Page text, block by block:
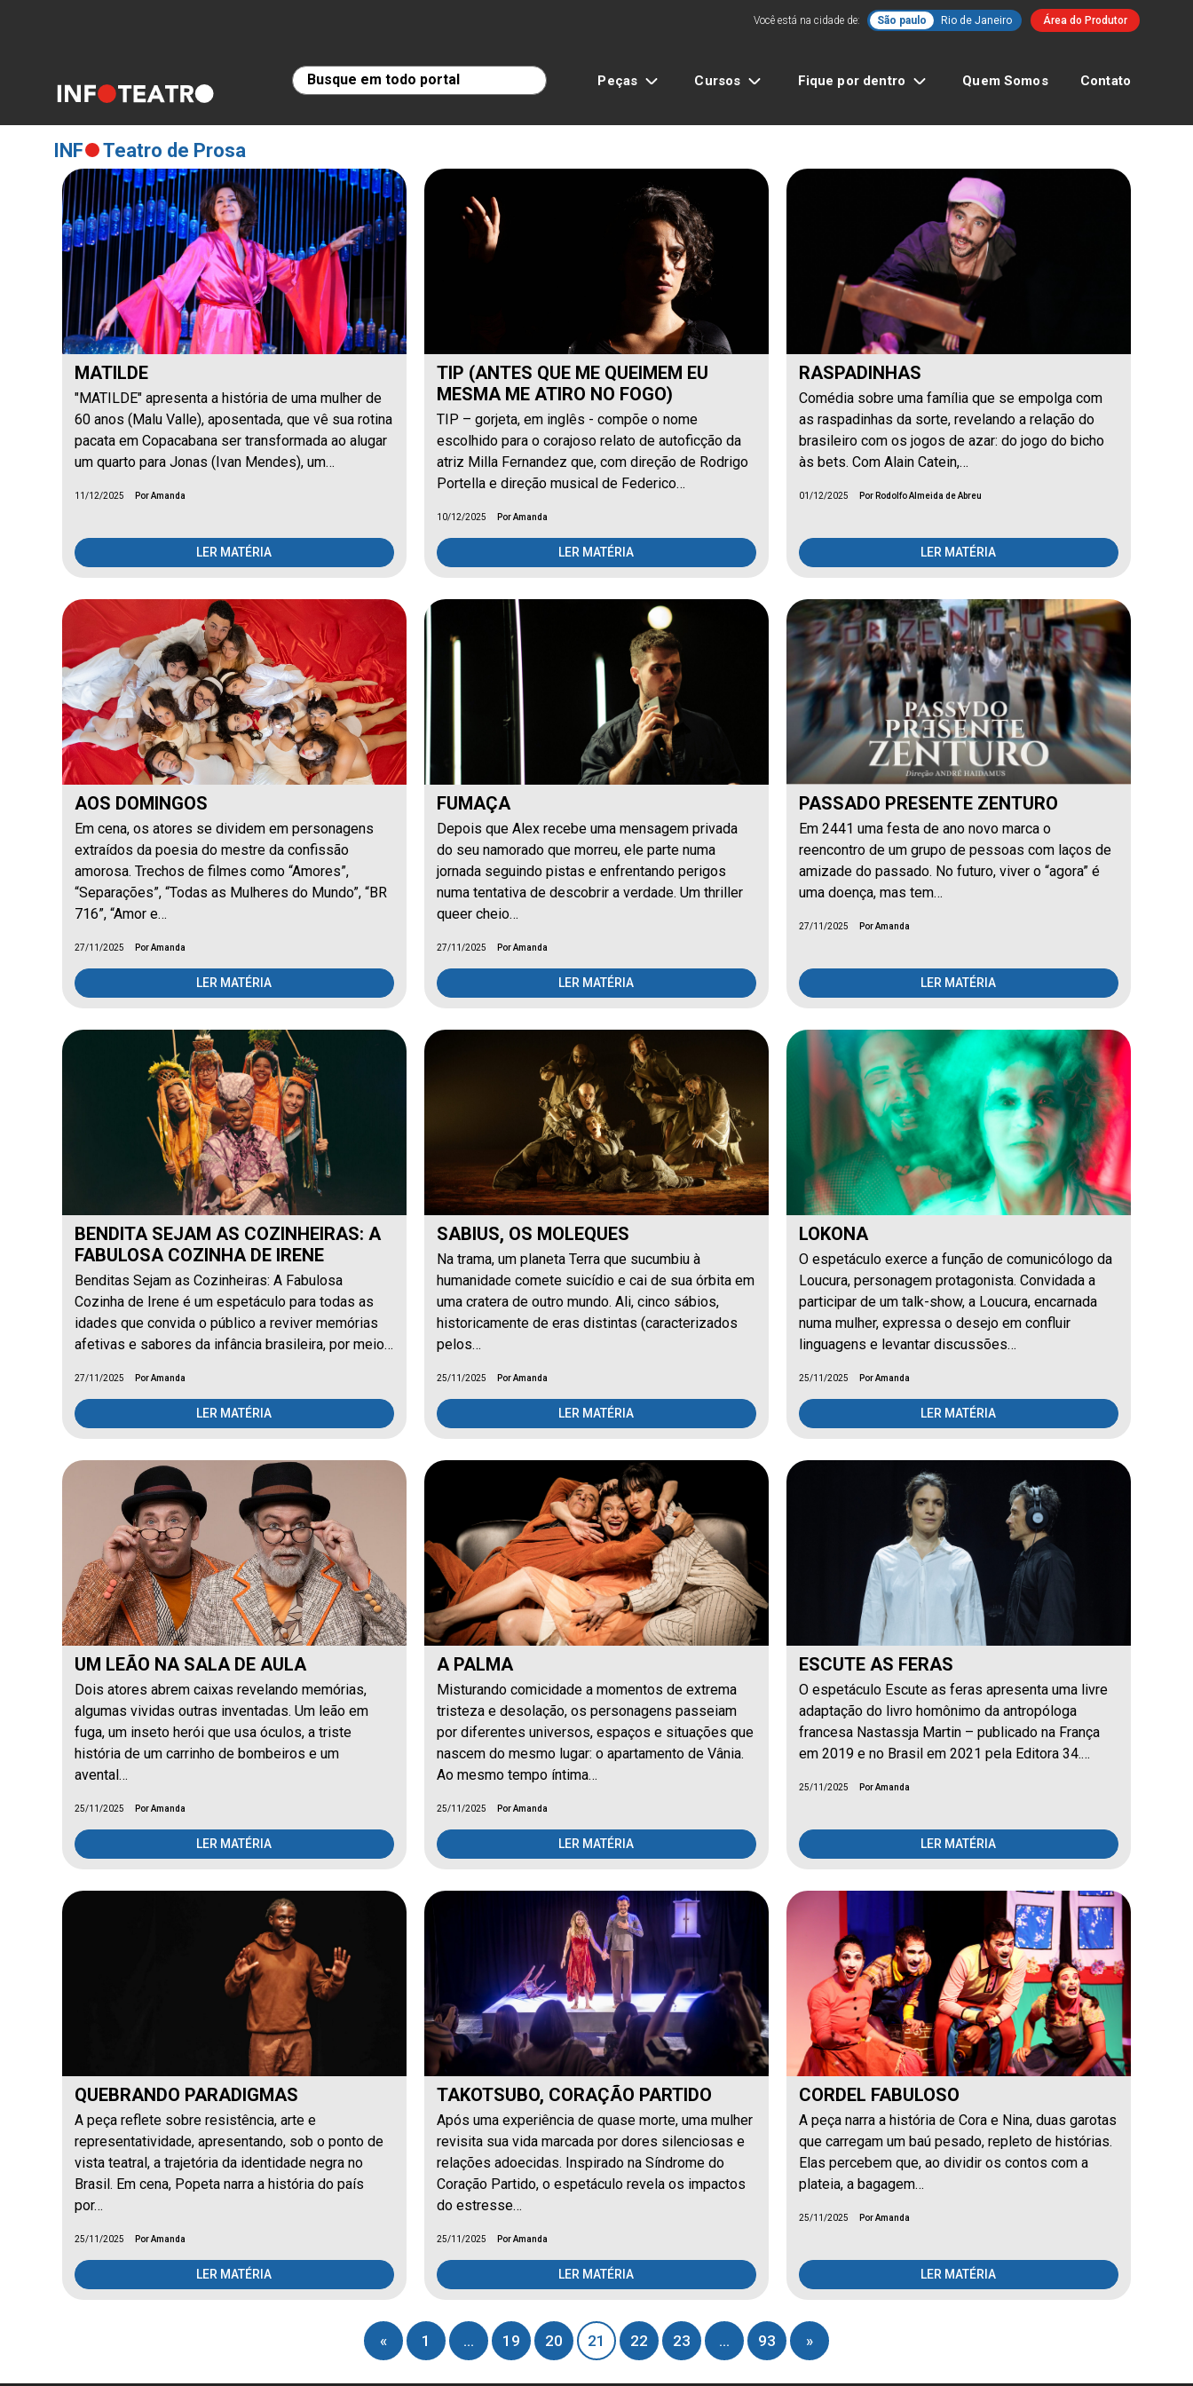
Você está na cidade de: São paulo Rio de Janeiro Área do Produtor
Peças Cursos Fique por dentro Quem Somos Contato
INF Teatro de Prosa
MATILDE
"MATILDE" apresenta a história de uma mulher de
60 anos (Malu Valle), aposentada, que vê sua rotina
pacata em Copacabana ser transformada ao alugar
um quarto para Jonas (Ivan Mendes), um…
11/12/2025 Por Amanda
LER MATÉRIA
TIP (ANTES QUE ME QUEIMEM EU
MESMA ME ATIRO NO FOGO)
TIP – gorjeta, em inglês - compõe o nome
escolhido para o corajoso relato de autoficção da
atriz Milla Fernandez que, com direção de Rodrigo
Portella e direção musical de Federico…
10/12/2025 Por Amanda
LER MATÉRIA
RASPADINHAS
Comédia sobre uma família que se empolga com
as raspadinhas da sorte, revelando a relação do
brasileiro com os jogos de azar: do jogo do bicho
às bets. Com Alain Catein,…
01/12/2025 Por Rodolfo Almeida de Abreu
LER MATÉRIA
AOS DOMINGOS
Em cena, os atores se dividem em personagens
extraídos da poesia do mestre da confissão
amorosa. Trechos de filmes como “Amores”,
“Separações”, “Todas as Mulheres do Mundo”, “BR
716”, “Amor e…
27/11/2025 Por Amanda
LER MATÉRIA
FUMAÇA
Depois que Alex recebe uma mensagem privada
do seu namorado que morreu, ele parte numa
jornada seguindo pistas e enfrentando perigos
numa tentativa de descobrir a verdade. Um thriller
queer cheio…
27/11/2025 Por Amanda
LER MATÉRIA
PASSADO PRESENTE ZENTURO
Em 2441 uma festa de ano novo marca o
reencontro de um grupo de pessoas com laços de
amizade do passado. No futuro, viver o “agora” é
uma doença, mas tem…
27/11/2025 Por Amanda
LER MATÉRIA
BENDITA SEJAM AS COZINHEIRAS: A
FABULOSA COZINHA DE IRENE
Benditas Sejam as Cozinheiras: A Fabulosa
Cozinha de Irene é um espetáculo para todas as
idades que convida o público a reviver memórias
afetivas e sabores da infância brasileira, por meio…
27/11/2025 Por Amanda
LER MATÉRIA
SABIUS, OS MOLEQUES
Na trama, um planeta Terra que sucumbiu à
humanidade comete suicídio e cai de sua órbita em
uma cratera de outro mundo. Ali, cinco sábios,
historicamente de eras distintas (caracterizados
pelos…
25/11/2025 Por Amanda
LER MATÉRIA
LOKONA
O espetáculo exerce a função de comunicólogo da
Loucura, personagem protagonista. Convidada a
participar de um talk-show, a Loucura, encarnada
numa mulher, expressa o desejo em confluir
linguagens e levantar discussões…
25/11/2025 Por Amanda
LER MATÉRIA
UM LEÃO NA SALA DE AULA
Dois atores abrem caixas revelando memórias,
algumas vividas outras inventadas. Um leão em
fuga, um inseto herói que usa óculos, a triste
história de um carrinho de bombeiros e um
avental…
25/11/2025 Por Amanda
LER MATÉRIA
A PALMA
Misturando comicidade a momentos de extrema
tristeza e desolação, os personagens passeiam
por diferentes universos, espaços e situações que
nascem do mesmo lugar: o apartamento de Vânia.
Ao mesmo tempo íntima…
25/11/2025 Por Amanda
LER MATÉRIA
ESCUTE AS FERAS
O espetáculo Escute as feras apresenta uma livre
adaptação do livro homônimo da antropóloga
francesa Nastassja Martin – publicado na França
em 2019 e no Brasil em 2021 pela Editora 34.…
25/11/2025 Por Amanda
LER MATÉRIA
QUEBRANDO PARADIGMAS
A peça reflete sobre resistência, arte e
representatividade, apresentando, sob o ponto de
vista teatral, a trajetória da identidade negra no
Brasil. Em cena, Popeta narra a história do país
por…
25/11/2025 Por Amanda
LER MATÉRIA
TAKOTSUBO, CORAÇÃO PARTIDO
Após uma experiência de quase morte, uma mulher
revisita sua vida marcada por dores silenciosas e
relações adoecidas. Inspirado na Síndrome do
Coração Partido, o espetáculo revela os impactos
do estresse…
25/11/2025 Por Amanda
LER MATÉRIA
CORDEL FABULOSO
A peça narra a história de Cora e Nina, duas garotas
que carregam um baú pesado, repleto de histórias.
Elas percebem que, ao dividir os contos com a
plateia, a bagagem…
25/11/2025 Por Amanda
LER MATÉRIA
« 1 … 19 20 21 22 23 … 93 »